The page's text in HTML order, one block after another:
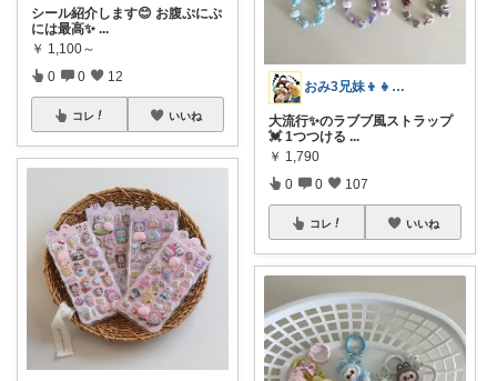
シール紹介します😊 お腹ぷにぷ
には最高✨ ...
￥ 1,100～
0 0 12
コレ いいね
おみ3兄妹👦👧👶ママ💐
大流行✨のラブブ風ストラップ
💓 1つつける ...
￥ 1,790
0 0 107
コレ いいね